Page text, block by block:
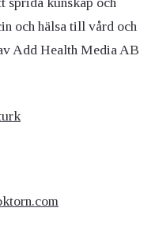
och hälsa till vård och
Add Health Media AB